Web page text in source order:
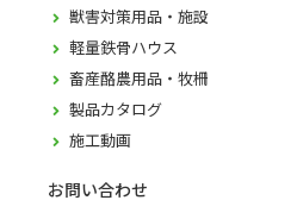
獣害対策用品・施設
軽量鉄骨ハウス
畜産酪農用品・牧柵
製品カタログ
施工動画
お問い合わせ